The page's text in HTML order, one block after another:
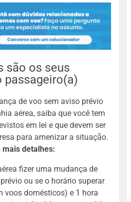
são os seus
de voo sem aviso prévio
aérea, saiba que você tem
em lei e que devem ser
para amenizar a situação.
mais detalhes:
fizer uma mudança de
ou se o horário superar
voos domésticos) e 1 hora